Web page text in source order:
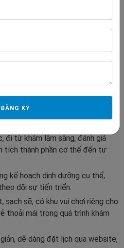
dưỡng bao gồm:
giải đáp thắc mắc của phụ huynh.
chế độ dinh dưỡng phù hợp với
và tình trạng vi chất dinh
đi từ khám lâm sàng, đánh giá
tích thành phần cơ thể đến tư
kế hoạch dinh dưỡng cụ thể,
dõi sự tiến triển.
sạch sẽ, có khu vui chơi riêng cho
thoải mái trong quá trình khám
dễ dàng đặt lịch qua website,
ĐĂNG KÝ